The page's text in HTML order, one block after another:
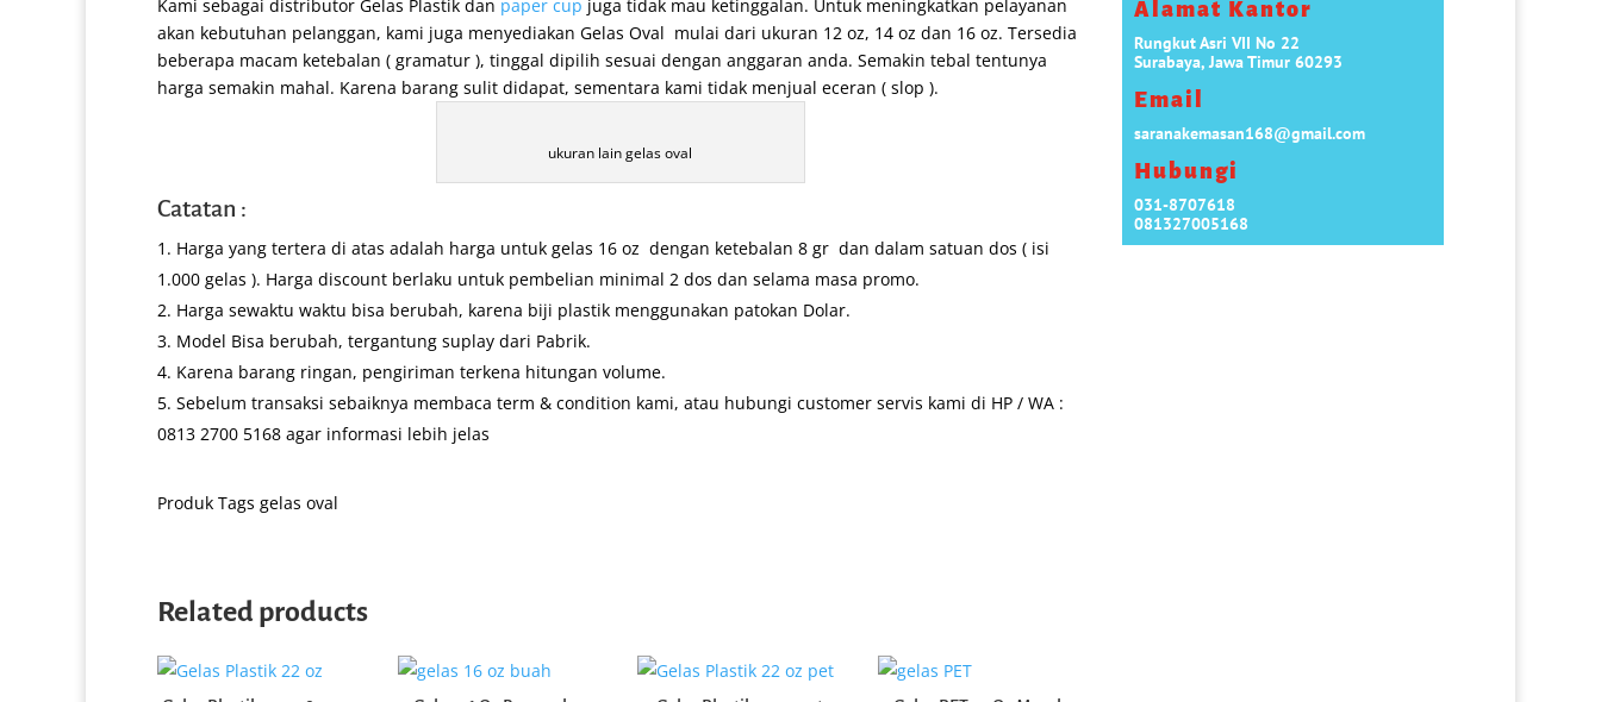
Kami sebagai distributor Gelas Plastik dan paper cup juga tidak mau ketinggalan. Untuk meningkatkan pelayanan
akan kebutuhan pelanggan, kami juga menyediakan Gelas Oval mulai dari ukuran 12 oz, 14 oz dan 16 oz. Tersedia
beberapa macam ketebalan ( gramatur ), tinggal dipilih sesuai dengan anggaran anda. Semakin tebal tentunya
harga semakin mahal. Karena barang sulit didapat, sementara kami tidak menjual eceran ( slop ).
ukuran lain gelas oval
Catatan :
Harga yang tertera di atas adalah harga untuk gelas 16 oz dengan ketebalan 8 gr dan dalam satuan dos ( isi
1.000 gelas ). Harga discount berlaku untuk pembelian minimal 2 dos dan selama masa promo.
Harga sewaktu waktu bisa berubah, karena biji plastik menggunakan patokan Dolar.
Model Bisa berubah, tergantung suplay dari Pabrik.
Karena barang ringan, pengiriman terkena hitungan volume.
Sebelum transaksi sebaiknya membaca term & condition kami, atau hubungi customer servis kami di HP / WA :
0813 2700 5168 agar informasi lebih jelas
Produk Tags gelas oval
Related products
Alamat Kantor
Rungkut Asri VII No 22
Surabaya, Jawa Timur 60293
Email
saranakemasan168@gmail.com
Hubungi
031-8707618
081327005168